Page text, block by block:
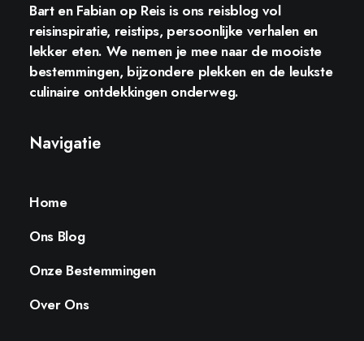
Bart en Fabian op Reisis ons reisblog vol
reisinspiratie, reistips, persoonlijke verhalen en
lekker eten. We nemen je mee naar de mooiste
bestemmingen, bijzondere plekken en de leukste
culinaire ontdekkingen onderweg.
Navigatie
Home
Ons Blog
Onze Bestemmingen
Over Ons